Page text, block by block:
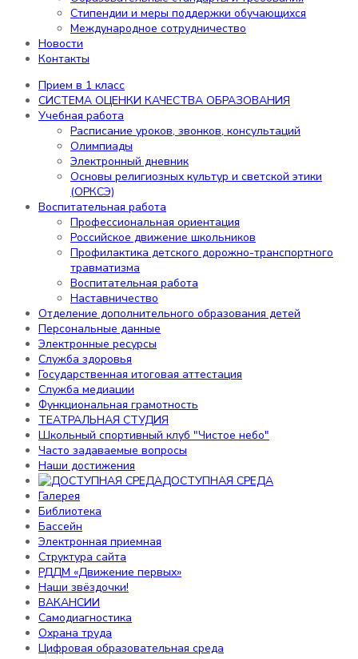
обучающихся
Организация питания в образовательной
организации
Образовательные стандарты и
требования
Стипендии и меры поддержки
обучающихся
Международное сотрудничество
Новости
Контакты
Содержание
Прием в 1 класс
СИСТЕМА ОЦЕНКИ КАЧЕСТВА ОБРАЗОВАНИЯ
Учебная работа
Расписание уроков, звонков,
консультаций
Олимпиады
Электронный дневник
Основы религиозных культур и
светской этики (ОРКСЭ)
Воспитательная работа
Профессиональная ориентация
Российское движение школьников
Профилактика детского дорожно-
транспортного травматизма
Воспитательная работа
Наставничество
Отделение дополнительного образования детей
Персональные данные
Электронные ресурсы
Служба здоровья
Государственная итоговая аттестация
Служба медиации
Функциональная грамотность
ТЕАТРАЛЬНАЯ СТУДИЯ
Школьный спортивный клуб "Чистое небо"
Часто задаваемые вопросы
Наши достижения
ДОСТУПНАЯ СРЕДА
Стипендии и меры поддержки обучающихся
Международное сотрудничество
Новости
Контакты
Прием в 1 класс
СИСТЕМА ОЦЕНКИ КАЧЕСТВА ОБРАЗОВАНИЯ
Учебная работа
Расписание уроков, звонков, консультаций
Олимпиады
Электронный дневник
Основы религиозных культур и светской этики
(ОРКСЭ)
Воспитательная работа
Профессиональная ориентация
Российское движение школьников
Профилактика детского дорожно-транспортного
травматизма
Воспитательная работа
Наставничество
Отделение дополнительного образования детей
Персональные данные
Электронные ресурсы
Служба здоровья
Государственная итоговая аттестация
Служба медиации
Функциональная грамотность
ТЕАТРАЛЬНАЯ СТУДИЯ
Школьный спортивный клуб "Чистое небо"
Часто задаваемые вопросы
Наши достижения
ДОСТУПНАЯ СРЕДА
Галерея
Библиотека
Бассейн
Электронная приемная
Структура сайта
РДДМ «Движение первых»
Наши звёздочки!
ВАКАНСИИ
Самодиагностика
Охрана труда
Цифровая образовательная среда